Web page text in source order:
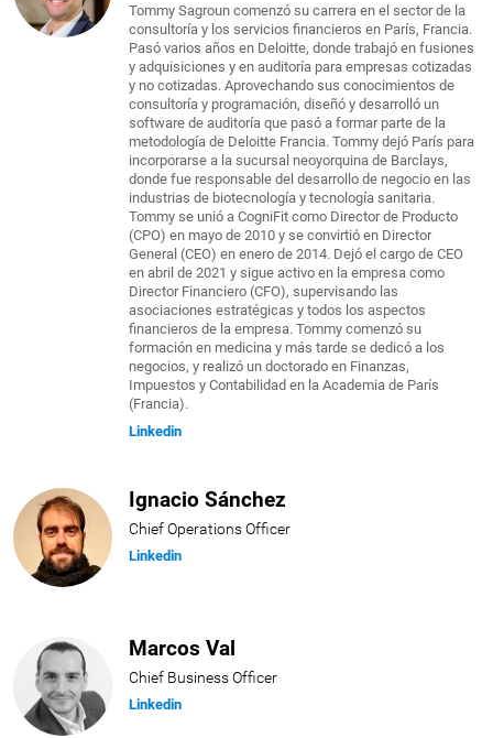
Tommy Sagroun comenzó su carrera en el sector de la
consultoría y los servicios financieros en París, Francia.
Pasó varios años en Deloitte, donde trabajó en fusiones
y adquisiciones y en auditoría para empresas cotizadas
y no cotizadas. Aprovechando sus conocimientos de
consultoría y programación, diseñó y desarrolló un
software de auditoría que pasó a formar parte de la
metodología de Deloitte Francia. Tommy dejó París para
incorporarse a la sucursal neoyorquina de Barclays,
donde fue responsable del desarrollo de negocio en las
industrias de biotecnología y tecnología sanitaria.
Tommy se unió a CogniFit como Director de Producto
(CPO) en mayo de 2010 y se convirtió en Director
General (CEO) en enero de 2014. Dejó el cargo de CEO
en abril de 2021 y sigue activo en la empresa como
Director Financiero (CFO), supervisando las
asociaciones estratégicas y todos los aspectos
financieros de la empresa. Tommy comenzó su
formación en medicina y más tarde se dedicó a los
negocios, y realizó un doctorado en Finanzas,
Impuestos y Contabilidad en la Academia de París
(Francia).
Linkedin
Ignacio Sánchez
Chief Operations Officer
Linkedin
Marcos Val
Chief Business Officer
Linkedin